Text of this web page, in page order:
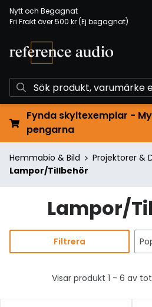
Nytt och Begagnat
Fri Frakt över 500 kr (Ej begagnat)
Fynda skyltexemplar -
pengarna
Hemmabio & Bild
Projektorer &
Lampor/Tillbehör
Lampor/
Filtrera
Visar produkt 1 - 6 av